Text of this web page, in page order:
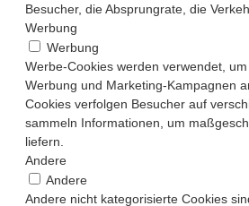
Besucher, die Absprungrate, die
Werbung
Werbung
Werbe-Cookies werden verwendet,
Werbung und Marketing-Kampagnen
Cookies verfolgen Besucher auf
sammeln Informationen, um
liefern.
Andere
Andere
Andere nicht kategorisierte Cookies